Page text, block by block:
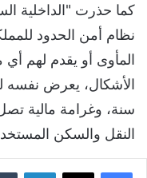
كما حذرت "الداخلية
نظام أمن الحدود
المأوى أو يقدم لهم
سنة، وغرامة مالية
النقل والسكن
لينكدإن